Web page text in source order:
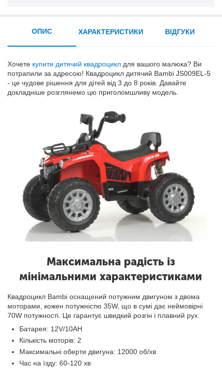
ОПИС
Хочете купити дитячий квадроцикл для вашого малюка? Ви
потрапили за адресою! Квадроцикл дитячий Bambi JS009EL-5
- це чудове рішення для дітей від 3 до 8 років. Давайте
докладніше розглянемо цю приголомшливу модель.
Максимальна радість із
мінімальними характеристиками
Квадроцикл Bambi оснащений потужним двигуном з двома
моторами, кожен потужністю 35W, що в сумі дає неймовірні
70W потужності. Це гарантує швидкий розгін і плавний рух.
Батарея: 12V/10AH
Кількість моторів: 2
Максимальні оберти двигуна: 12000 об/хв
Час на їзду: 60-120 хв
ХАРАКТЕРИСТИКИ ВІДГУКИ